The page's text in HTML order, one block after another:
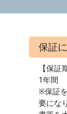
保証
【保証
1年間
※保証
要にな